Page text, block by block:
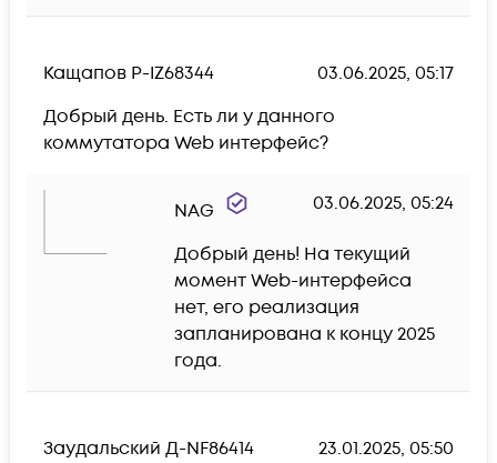
Кащапов Р-IZ68344
03.06.2025, 05:17
Добрый день. Есть ли у данного
коммутатора Web интерфейс?
NAG 03.06.2025, 05:24
Добрый день! На текущий
момент Web-интерфейса
нет, его реализация
запланирована к концу 2025
года.
Заудальский Д-NF86414
23.01.2025, 05:50